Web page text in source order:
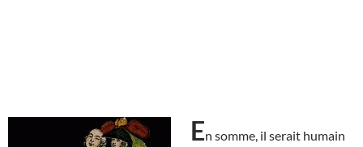
En somme, il serait humain